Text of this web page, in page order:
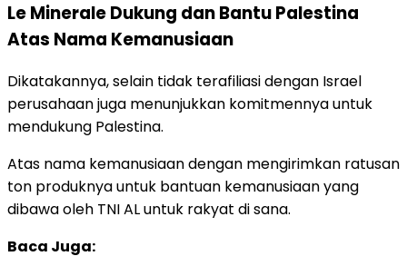
Le Minerale Dukung dan Bantu Palestina
Atas Nama Kemanusiaan
Dikatakannya, selain tidak terafiliasi dengan Israel
perusahaan juga menunjukkan komitmennya untuk
mendukung Palestina.
Atas nama kemanusiaan dengan mengirimkan ratusan
ton produknya untuk bantuan kemanusiaan yang
dibawa oleh TNI AL untuk rakyat di sana.
Baca Juga: